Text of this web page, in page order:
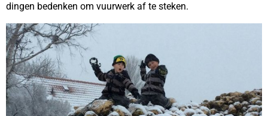
dingen bedenken om vuurwerk af te steken.